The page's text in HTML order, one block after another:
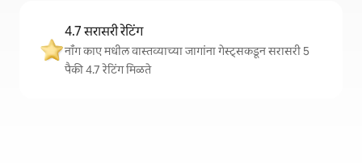
4.7 सरासरी रेटिंग
नॉंग काए मधील वास्तव्याच्या जागांना गेस्ट्सकडून सरासरी 5
पैकी 4.7 रेटिंग मिळते